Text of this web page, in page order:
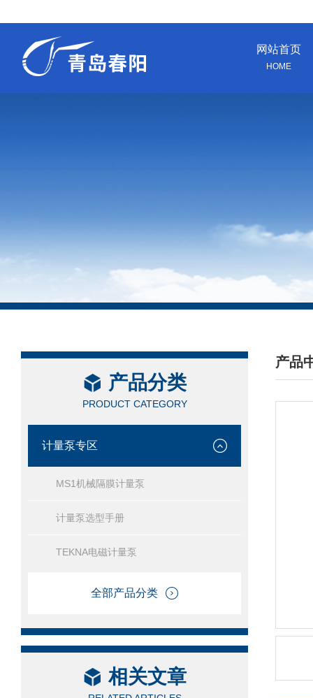
网站首页
HOME
产品分类
PRODUCT CATEGORY
计量泵专区
MS1机械隔膜计量泵
计量泵选型手册
TEKNA电磁计量泵
全部产品分类
相关文章
产品
/